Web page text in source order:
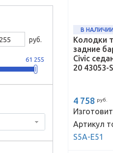
руб.
61 255
В
Колодки
задние
Civic
20 43053-
4 758 руб.
Артикул
S5A-E51